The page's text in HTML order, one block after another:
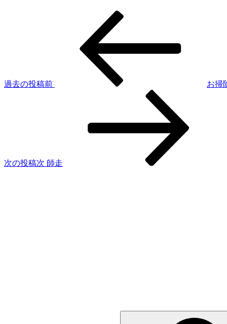
過去の投稿前 お掃
次の投稿次 師走